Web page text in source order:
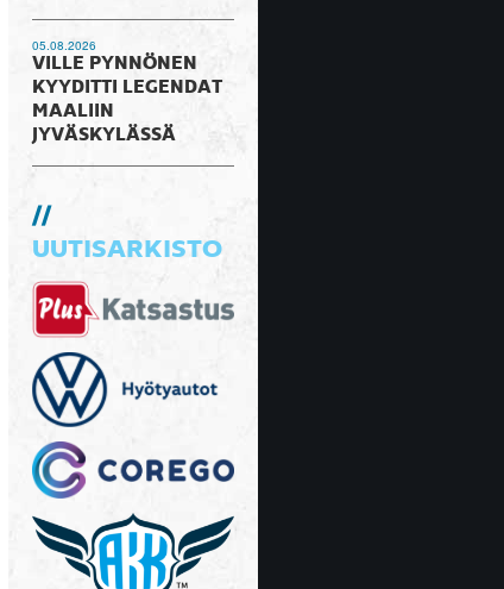
05.08.2026
VILLE PYNNÖNEN
KYYDITTI LEGENDAT
MAALIIN
JYVÄSKYLÄSSÄ
UUTISARKISTO